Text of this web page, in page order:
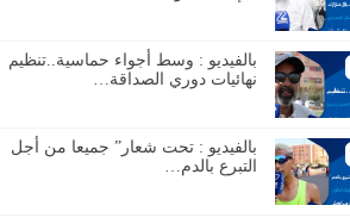
بالفيديو : وسط أجواء حماسية..تنظيم
نهائيات دوري الصداقة…
بالفيديو : تحت شعار” جميعا من أجل
التبرع بالدم…